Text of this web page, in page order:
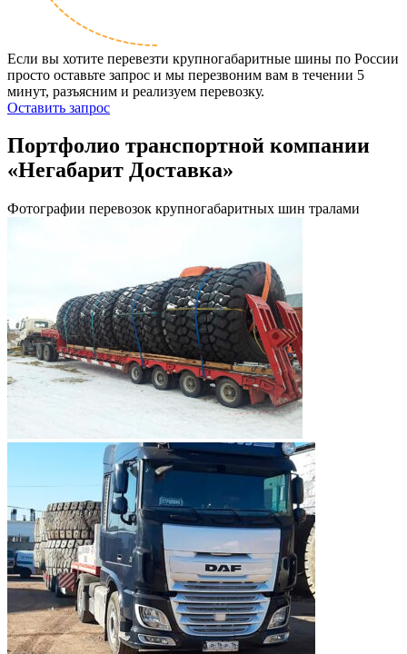
Если вы хотите перевезти крупногабаритные шины по России
просто оставьте запрос и мы перезвоним вам в течении 5
минут, разъясним и реализуем перевозку.
Оставить запрос
Портфолио транспортной компании
«Негабарит Доставка»
Фотографии перевозок крупногабаритных шин тралами